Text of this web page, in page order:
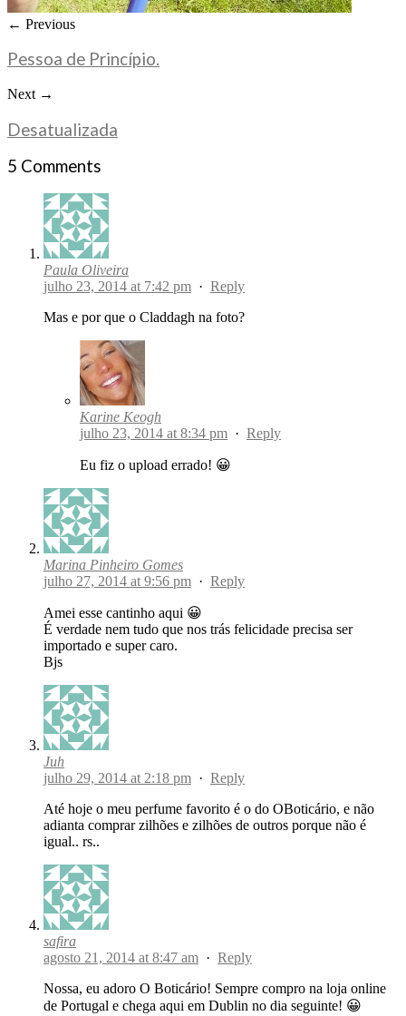
← Previous
Pessoa de Princípio.
Next →
Desatualizada
5 Comments
Paula Oliveira
julho 23, 2014 at 7:42 pm · Reply
Mas e por que o Claddagh na foto?
Karine Keogh
julho 23, 2014 at 8:34 pm · Reply
Eu fiz o upload errado! 😀
Marina Pinheiro Gomes
julho 27, 2014 at 9:56 pm · Reply
Amei esse cantinho aqui 😀
É verdade nem tudo que nos trás felicidade precisa ser
importado e super caro.
Bjs
Juh
julho 29, 2014 at 2:18 pm · Reply
Até hoje o meu perfume favorito é o do OBoticário, e não
adianta comprar zilhões e zilhões de outros porque não é
igual.. rs..
safira
agosto 21, 2014 at 8:47 am · Reply
Nossa, eu adoro O Boticário! Sempre compro na loja online
de Portugal e chega aqui em Dublin no dia seguinte! 😀